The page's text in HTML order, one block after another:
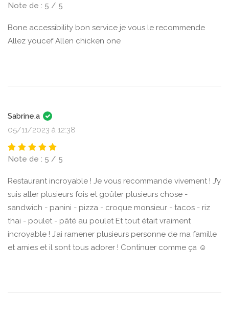
Note de : 5 / 5
Bone accessibility bon service je vous le recommende
Allez youcef Allen chicken one
Sabrine.a
05/11/2023 à 12:38
Note de : 5 / 5
Restaurant incroyable ! Je vous recommande vivement ! J’y
suis aller plusieurs fois et goûter plusieurs chose -
sandwich - panini - pizza - croque monsieur - tacos - riz
thai - poulet - pâté au poulet Et tout était vraiment
incroyable ! J’ai ramener plusieurs personne de ma famille
et amies et il sont tous adorer ! Continuer comme ça ☺️